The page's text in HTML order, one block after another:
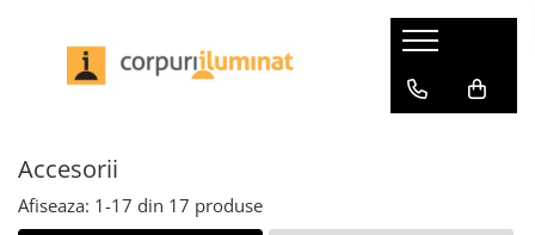
Iluminat interior
Iluminat de asistentă
Iluminat de baie
Iluminat exterior
Accesorii
Aplice
Bolarzi
Becuri LED
Becuri speciale
Decorative
Benzi LED si accesorii
Bandă
Benzi Pro
Iluminat profesional
Benzi LED
Iluminat Horeca
Accesorii
Afiseaza: 1-17 din 17 produse